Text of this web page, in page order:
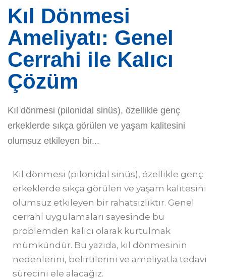
Kıl Dönmesi
Ameliyatı: Genel
Cerrahi ile Kalıcı
Çözüm
Kıl dönmesi (pilonidal sinüs), özellikle genç
erkeklerde sıkça görülen ve yaşam kalitesini
olumsuz etkileyen bir...
Kıl dönmesi (pilonidal sinüs), özellikle genç
erkeklerde sıkça görülen ve yaşam kalitesini
olumsuz etkileyen bir rahatsızlıktır. Genel
cerrahi uygulamaları sayesinde bu
problemden kalıcı olarak kurtulmak
mümkündür. Bu yazıda, kıl dönmesinin
nedenlerini, belirtilerini ve ameliyatla tedavi
sürecini ele alacağız.